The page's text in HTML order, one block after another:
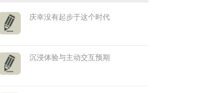
庆幸没有起步于这个时代
沉浸体验与主动交互预期